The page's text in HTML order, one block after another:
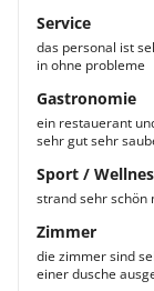
Service
das personal ist
in ohne probleme
Gastronomie
ein restauerant
sehr gut sehr
Sport /
strand sehr schön
Zimmer
die zimmer sind
einer dusche